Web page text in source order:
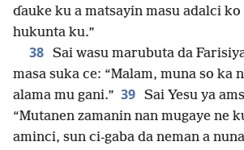
ɗauke ku a matsayin masu adalci ko
hukunta ku.”
38 Sai wasu marubuta da
masa suka ce: “Malam, muna so ka
alama mu gani.” 39 Sai Yesu ya
“Mutanen zamanin nan mugaye ne
aminci, sun ci-gaba da neman a